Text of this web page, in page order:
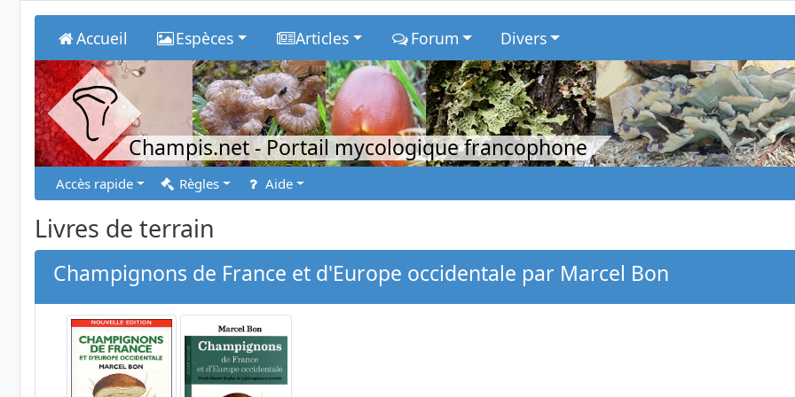
Accueil Espèces Articles Forum Divers
Champis.net- Portail mycologique francophone
Accès rapide Règles Aide
Livres de terrain
Champignons de France et d'Europe occidentale par Marcel Bon